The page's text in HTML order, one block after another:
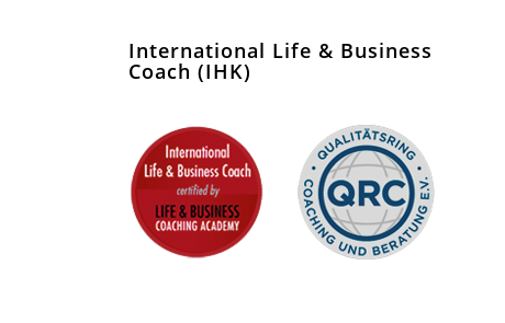
International Life & Business
Coach (IHK)